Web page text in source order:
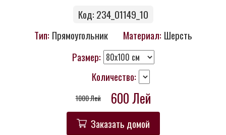
Код: 234_01149_10
Тип: Прямоугольник Материал: Шерсть
Размер:
Количество:
1000 Лей 600 Лей
Заказать домой